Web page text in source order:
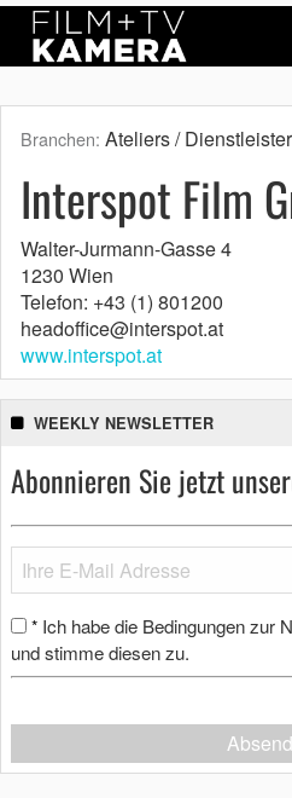
Branchen: Ateliers / Dienstleister
Interspot Film
Walter-Jurmann-Gasse 4
1230 Wien
Telefon: +43 (1) 801200
headoffice@interspot.at
www.interspot.at
WEEKLY NEWSLETTER
Abonnieren Sie jetzt
* Ich habe die Bedingungen zur
und stimme diesen zu.